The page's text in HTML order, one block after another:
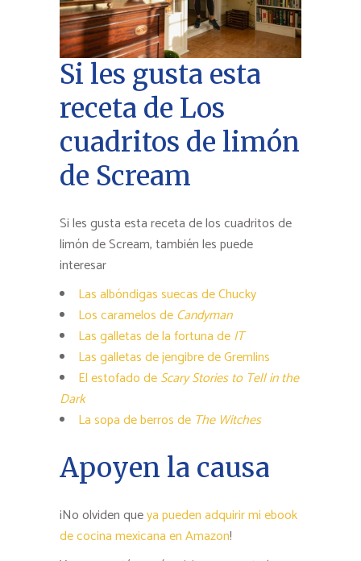
Si les gusta esta
receta de Los
cuadritos de limón
de Scream
Si les gusta esta receta de los cuadritos de
limón de Scream, también les puede
interesar
Las albóndigas suecas de Chucky
Los caramelos deCandyman
Las galletas de la fortuna deIT
Las galletas de jengibre de Gremlins
El estofado deScary Stories to Tell in the
Dark
La sopa de berros de The Witches
Apoyen la causa
¡No olviden queya pueden adquirir mi ebook
de cocina mexicana en Amazon!